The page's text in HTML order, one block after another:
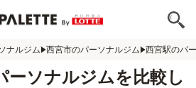
ナルジム 西宮市のパーソナルジム 西宮駅のパ
ーソナルジムを比較し